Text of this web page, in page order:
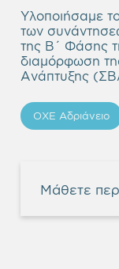
Υλοποιήσαμε
των
της Β΄ Φάσης
διαμόρφωση
Ανάπτυξης
ΟΧΕ Αδριάνειο
Μάθετε